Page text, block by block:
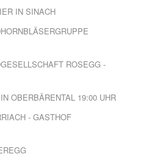
IN SINACH
ROSEGG -
OBERBÄRENTAL 19:00 UHR
- GASTHOF